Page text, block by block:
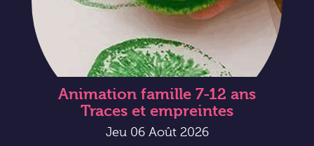
Animation famille 7-12 ans
Traces et empreintes
Jeu 06 Août 2026